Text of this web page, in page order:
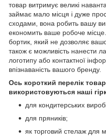
товар витримує великі
займає мало місця і дуже
сходами, вона робить вашу
економить ваше робоче
бортик, який не дозволяє
також є можливість нанести
логотипу або контактної
впізнаваність вашого бренду.
Ось короткий перелік
використовуються наші
для кондитерських
для пряників;
як торговий стелаж для